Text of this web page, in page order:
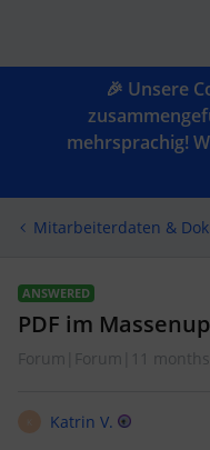
🎉 Unsere
mehrsprachig!
Mitarbeiterdaten &
ANSWERED
PDF im
Forum|Forum|11
Katrin V.